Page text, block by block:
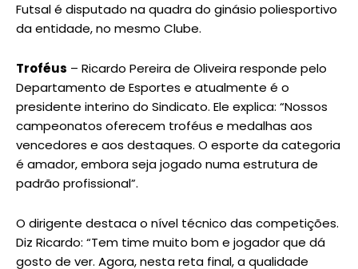
Futsal é disputado na quadra do ginásio poliesportivo
da entidade, no mesmo Clube.
Troféus – Ricardo Pereira de Oliveira responde pelo
Departamento de Esportes e atualmente é o
presidente interino do Sindicato. Ele explica: “Nossos
campeonatos oferecem troféus e medalhas aos
vencedores e aos destaques. O esporte da categoria
é amador, embora seja jogado numa estrutura de
padrão profissional”.
O dirigente destaca o nível técnico das competições.
Diz Ricardo: “Tem time muito bom e jogador que dá
gosto de ver. Agora, nesta reta final, a qualidade